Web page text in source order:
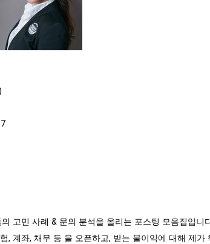
고민 사례 & 문의 분석을 올리는 포스팅 모음집입니
, 계좌, 채무 등 을 오픈하고, 받는 불이익에 대해 제가